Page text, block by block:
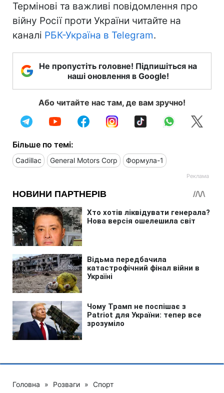
Термінові та важливі повідомлення про
війну Росії проти України читайте на
каналі РБК-Україна в Telegram.
Не пропустіть головне! Підпишіться на
наші оновлення в Google!
Або читайте нас там, де вам зручно!
Більше по темі:
Cadillac General Motors Corp Формула-1
Головна » Розваги » Спорт